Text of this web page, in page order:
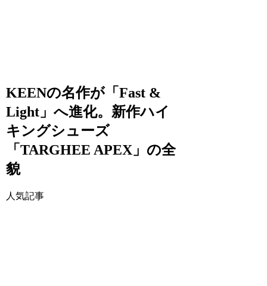
KEENの名作が「Fast &
Light」へ進化。新作ハイ
キングシューズ
「TARGHEE APEX」の全
貌
人気記事